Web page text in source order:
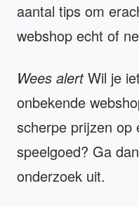
aantal tips om
webshop echt of
Wees alertWil je
onbekende
scherpe prijzen op
speelgoed? Ga
onderzoek uit.